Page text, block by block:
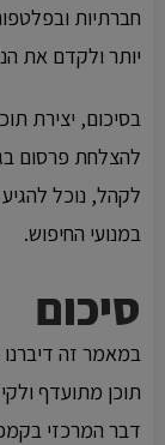
חברתיות
יותר ולקדם את
בסיכום, יצירת
להצלחת פרסום
לקהל, נוכל
במנועי החיפוש.
סיכום
במאמר זה דיברנו
תוכן מתועדף
דבר המרכזי